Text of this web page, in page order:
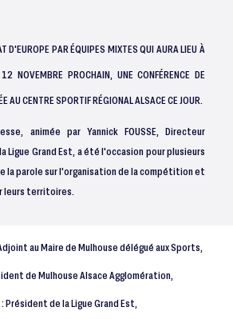
D'EUROPE PAR ÉQUIPES MIXTES QUI AURA LIEU À
NOVEMBRE PROCHAIN, UNE CONFÉRENCE DE
AU CENTRE SPORTIF RÉGIONAL ALSACE CE JOUR.
animée par Yannick FOUSSE, Directeur
Ligue Grand Est, a été l'occasion pour plusieurs
la parole sur l'organisation de la compétition et
leurs territoires.
au Maire de Mulhouse délégué aux Sports,
de Mulhouse Alsace Agglomération,
: Président de la Ligue Grand Est,